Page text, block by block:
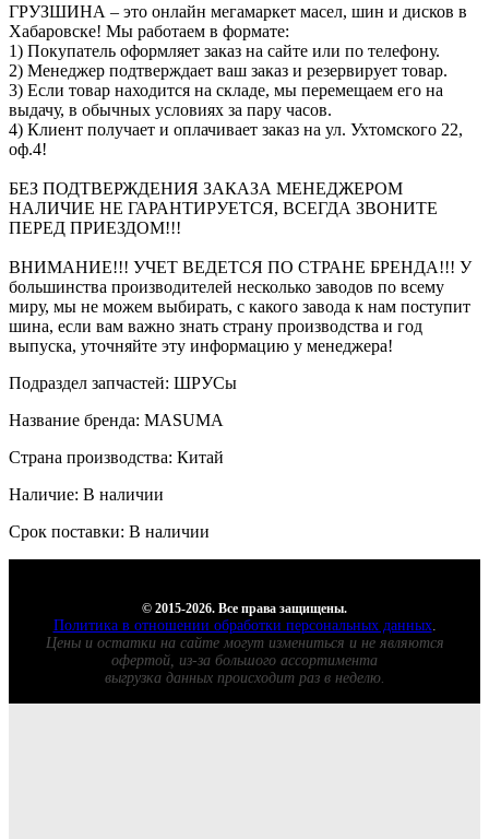
ГРУЗШИНА – это онлайн мегамаркет масел, шин и дисков в
Хабаровске! Мы работаем в формате:
1) Покупатель оформляет заказ на сайте или по телефону.
2) Менеджер подтверждает ваш заказ и резервирует товар.
3) Если товар находится на складе, мы перемещаем его на
выдачу, в обычных условиях за пару часов.
4) Клиент получает и оплачивает заказ на ул. Ухтомского 22,
оф.4!
БЕЗ ПОДТВЕРЖДЕНИЯ ЗАКАЗА МЕНЕДЖЕРОМ
НАЛИЧИЕ НЕ ГАРАНТИРУЕТСЯ, ВСЕГДА ЗВОНИТЕ
ПЕРЕД ПРИЕЗДОМ!!!
ВНИМАНИЕ!!! УЧЕТ ВЕДЕТСЯ ПО СТРАНЕ БРЕНДА!!! У
большинства производителей несколько заводов по всему
миру, мы не можем выбирать, с какого завода к нам поступит
шина, если вам важно знать страну производства и год
выпуска, уточняйте эту информацию у менеджера!
Подраздел запчастей: ШРУСы
Название бренда: MASUMA
Страна производства: Китай
Наличие: В наличии
Срок поставки: В наличии
© 2015-2026. Все права защищены.
Политика в отношении обработки персональных данных.
Цены и остатки на сайте могут измениться и не являются
офертой, из-за большого ассортимента
выгрузка данных происходит раз в неделю.